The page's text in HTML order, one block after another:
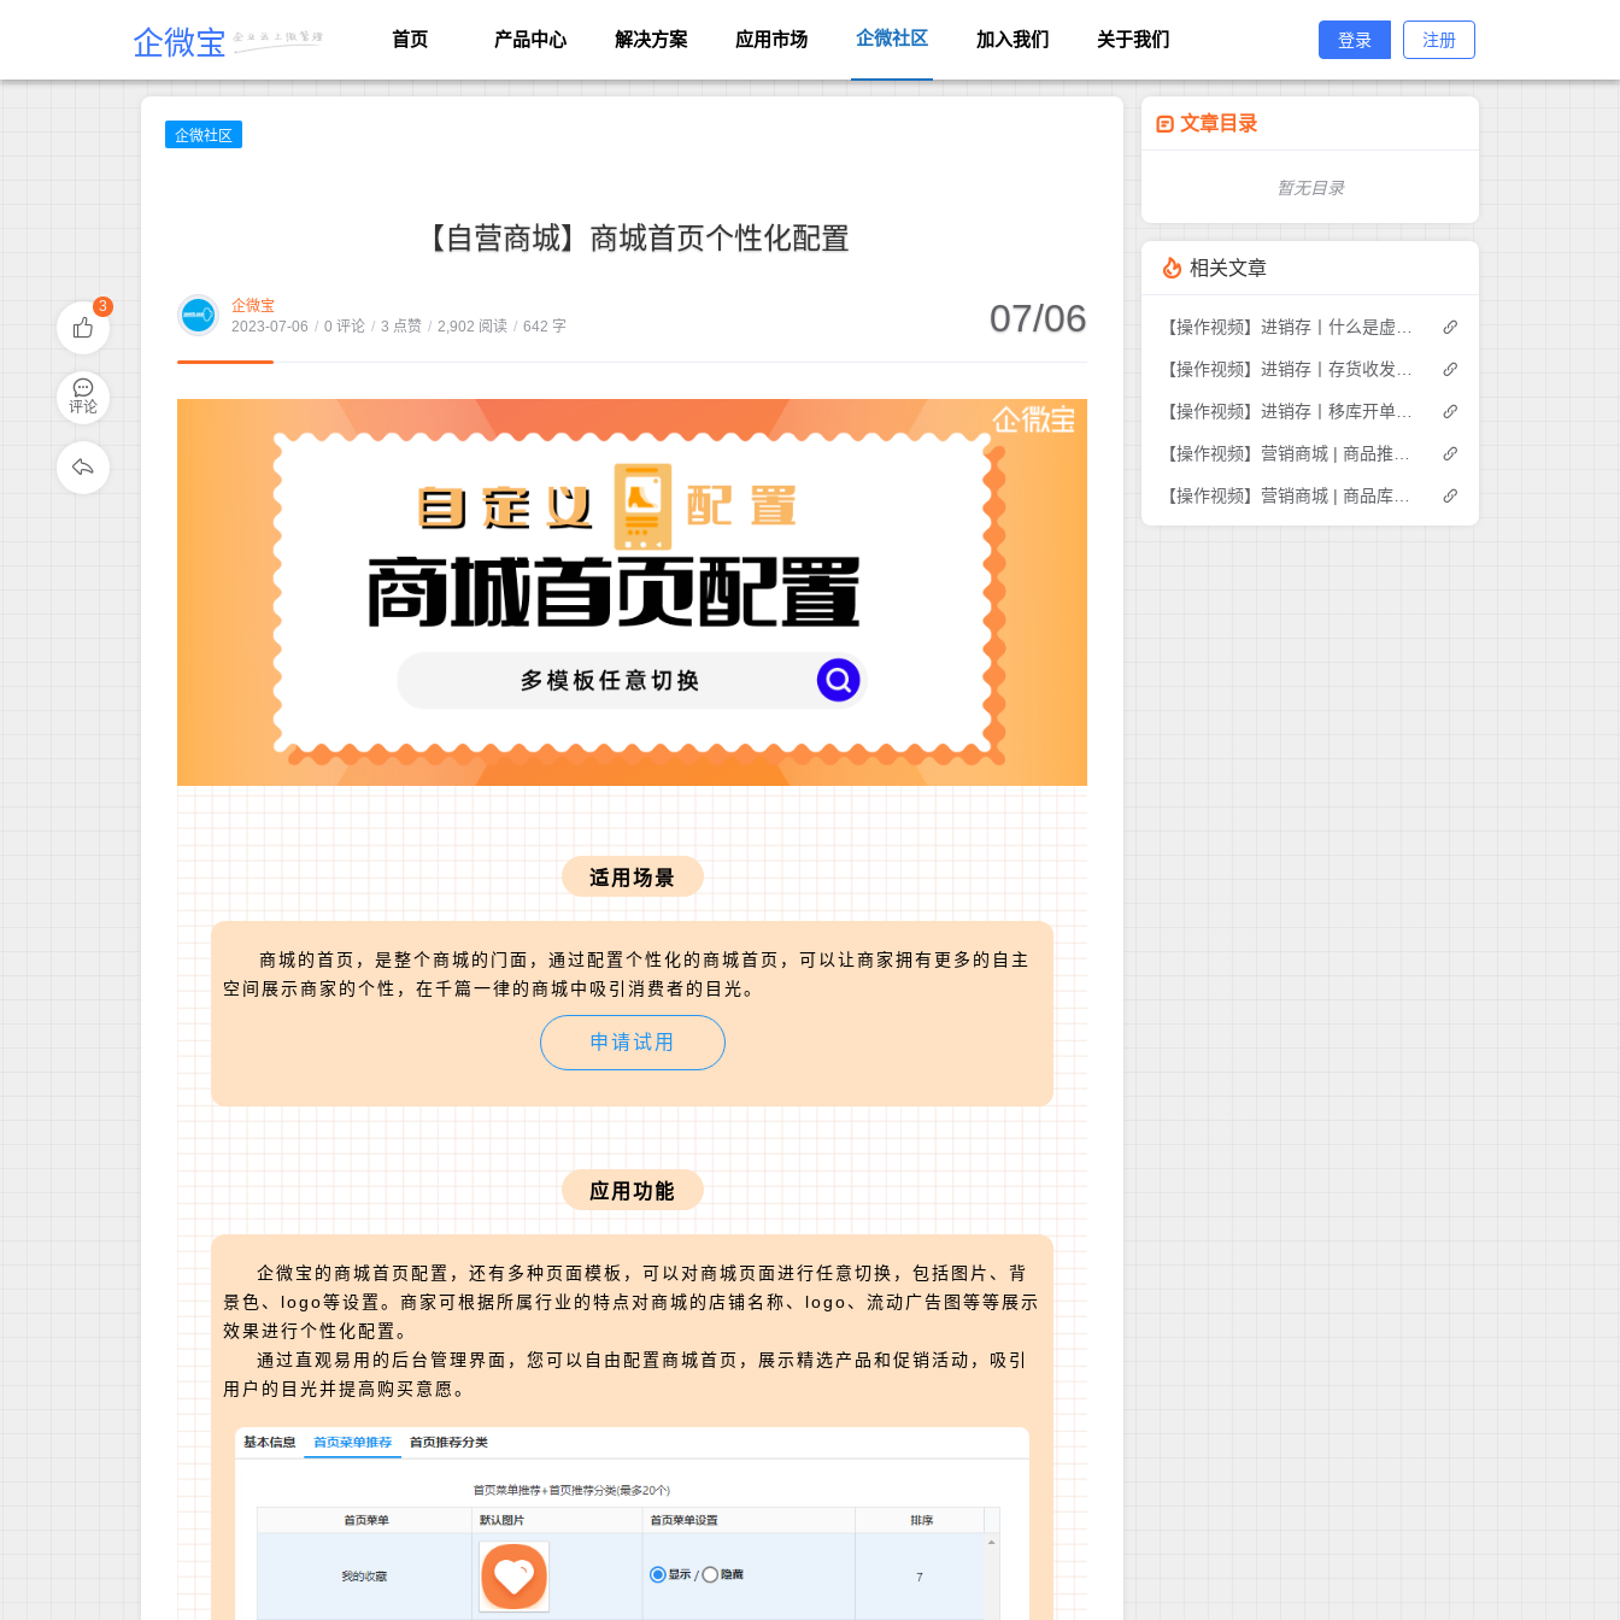
企微宝 首页 产品中心 解决方案 应用市场 企微社区 加入我们 关于我们 登录 注册
企微社区
【自营商城】商城首页个性化配置
企微宝
2023-07-06 / 0 评论 / 3 点赞 / 2,902 阅读 / 642 字 07/06
适用场景
商城的首页，是整个商城的门面，通过配置个性化的商城首页，可以让商家拥有更多的自主
空间展示商家的个性，在千篇一律的商城中吸引消费者的目光。
申请试用
应用功能
企微宝的商城首页配置，还有多种页面模板，可以对商城页面进行任意切换，包括图片、背
景色、logo等设置。商家可根据所属行业的特点对商城的店铺名称、logo、流动广告图等等展示
效果进行个性化配置。
通过直观易用的后台管理界面，您可以自由配置商城首页，展示精选产品和促销活动，吸引
用户的目光并提高购买意愿。
3
评论
文章目录
暂无目录
相关文章